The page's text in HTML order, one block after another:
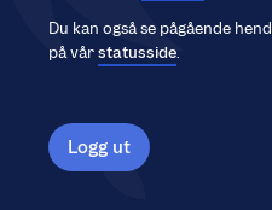
Du kan også se pågående
på vårstatusside.
Logg ut